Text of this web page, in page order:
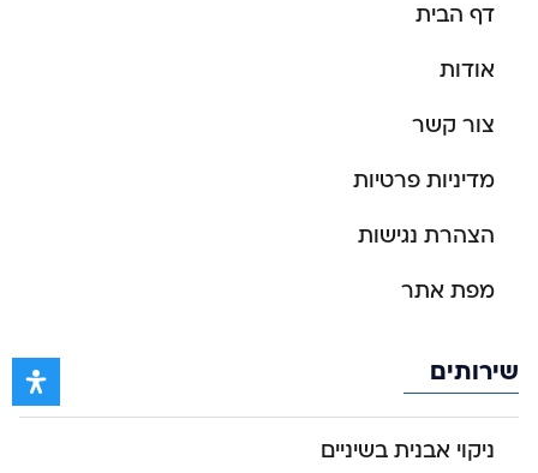
דף הבית
אודות
צור קשר
מדיניות פרטיות
הצהרת נגישות
מפת אתר
שירותים
ניקוי אבנית בשיניים